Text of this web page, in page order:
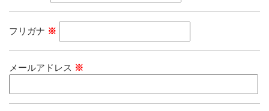
フリガナ ※
メールアドレス ※